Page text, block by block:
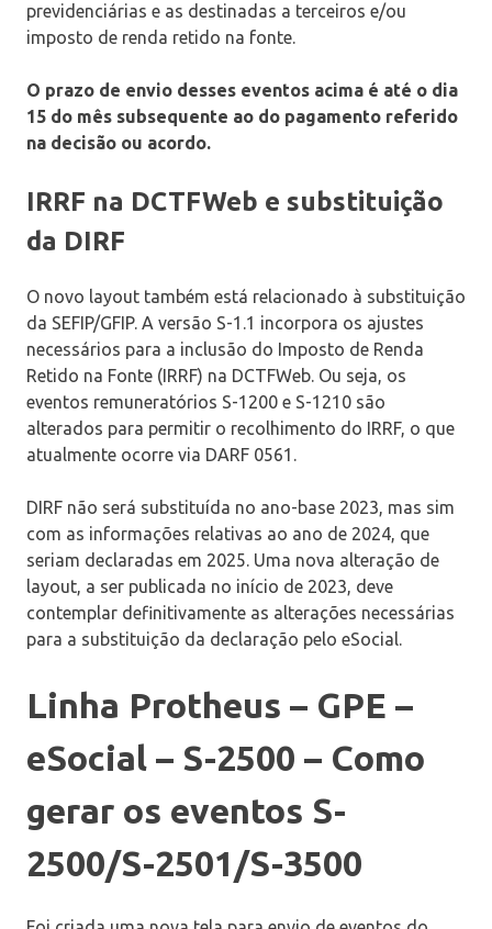
previdenciárias e as destinadas a terceiros e/ou
imposto de renda retido na fonte.
O prazo de envio desses eventos acima é até o dia
15 do mês subsequente ao do pagamento referido
na decisão ou acordo.
IRRF na DCTFWeb e substituição
da DIRF
O novo layout também está relacionado à substituição
da SEFIP/GFIP. A versão S-1.1 incorpora os ajustes
necessários para a inclusão do Imposto de Renda
Retido na Fonte (IRRF) na DCTFWeb. Ou seja, os
eventos remuneratórios S-1200 e S-1210 são
alterados para permitir o recolhimento do IRRF, o que
atualmente ocorre via DARF 0561.
DIRF não será substituída no ano-base 2023, mas sim
com as informações relativas ao ano de 2024, que
seriam declaradas em 2025. Uma nova alteração de
layout, a ser publicada no início de 2023, deve
contemplar definitivamente as alterações necessárias
para a substituição da declaração pelo eSocial.
Linha Protheus – GPE –
eSocial – S-2500 – Como
gerar os eventos S-
2500/S-2501/S-3500